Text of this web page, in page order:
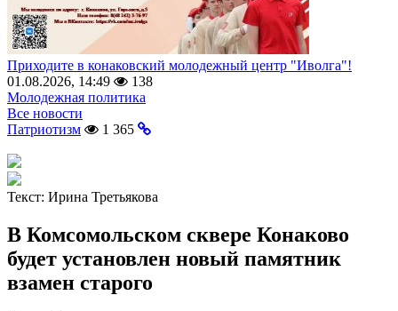
Приходите в конаковский молодежный центр "Иволга"!
01.08.2026, 14:49
138
Молодежная политика
Все новости
Патриотизм
1 365
Текст: Ирина Третьякова
В Комсомольском сквере Конаково
будет установлен новый памятник
взамен старого